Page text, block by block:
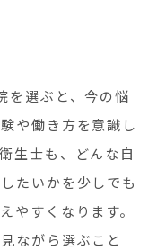
を選ぶと、今の悩
や働き方を意識し
生士も、どんな自
たいかを少しでも
やすくなります。
ながら選ぶこと